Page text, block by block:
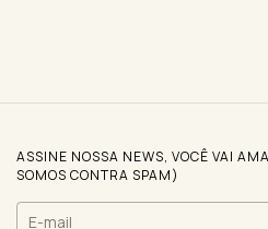
ASSINE NOSSA NEWS, VOCÊ VAI
SOMOS CONTRA SPAM)